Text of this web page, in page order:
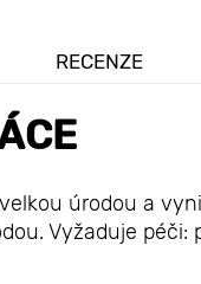
RECENZE
úrodou a
Vyžaduje péči: